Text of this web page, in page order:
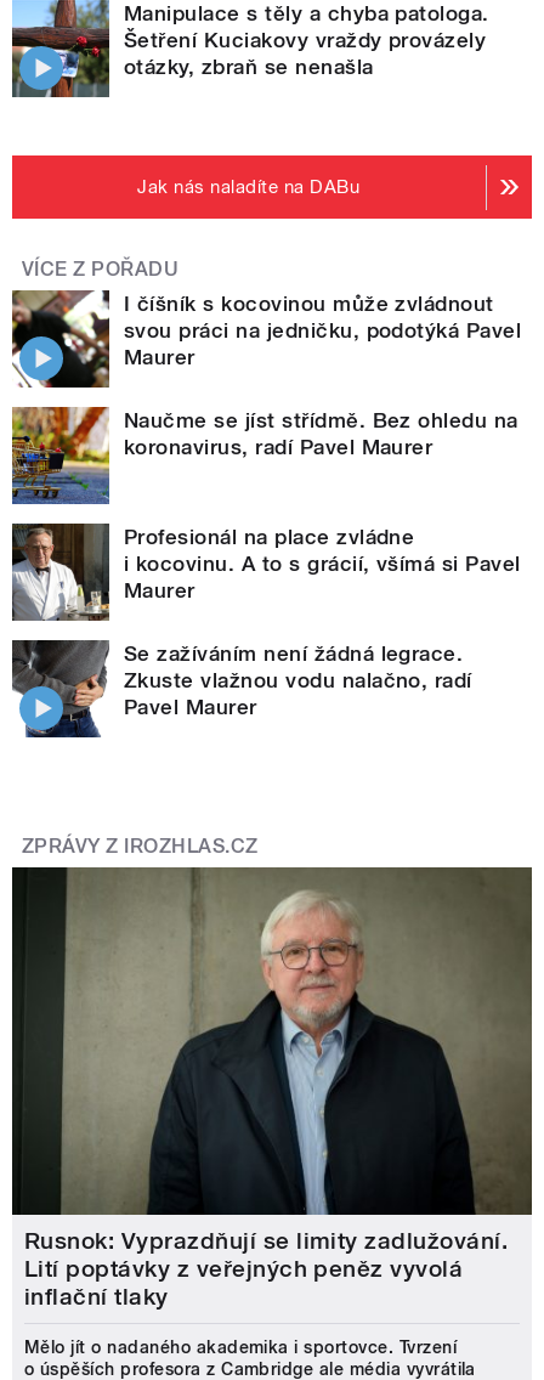
Manipulace s těly a chyba patologa.
Šetření Kuciakovy vraždy provázely
otázky, zbraň se nenašla
Jak nás naladíte na DABu
VÍCE Z POŘADU
I číšník s kocovinou může zvládnout
svou práci na jedničku, podotýká Pavel
Maurer
Naučme se jíst střídmě. Bez ohledu na
koronavirus, radí Pavel Maurer
Profesionál na place zvládne
i kocovinu. A to s grácií, všímá si Pavel
Maurer
Se zažíváním není žádná legrace.
Zkuste vlažnou vodu nalačno, radí
Pavel Maurer
ZPRÁVY Z IROZHLAS.CZ
Rusnok: Vyprazdňují se limity zadlužování.
Lití poptávky z veřejných peněz vyvolá
inflační tlaky
Mělo jít o nadaného akademika i sportovce. Tvrzení
o úspěších profesora z Cambridge ale média vyvrátila